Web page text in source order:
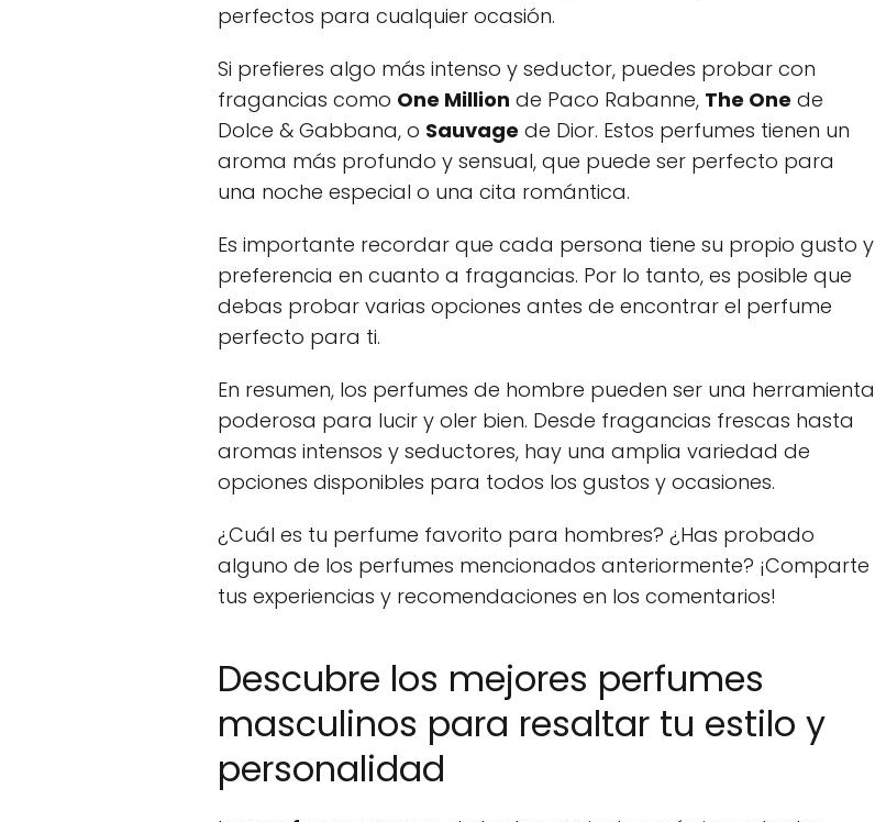
perfectos para cualquier ocasión.
Si prefieres algo más intenso y seductor, puedes probar con
fragancias como One Million de Paco Rabanne, The One de
Dolce & Gabbana, o Sauvage de Dior. Estos perfumes tienen un
aroma más profundo y sensual, que puede ser perfecto para
una noche especial o una cita romántica.
Es importante recordar que cada persona tiene su propio gusto y
preferencia en cuanto a fragancias. Por lo tanto, es posible que
debas probar varias opciones antes de encontrar el perfume
perfecto para ti.
En resumen, los perfumes de hombre pueden ser una herramienta
poderosa para lucir y oler bien. Desde fragancias frescas hasta
aromas intensos y seductores, hay una amplia variedad de
opciones disponibles para todos los gustos y ocasiones.
¿Cuál es tu perfume favorito para hombres? ¿Has probado
alguno de los perfumes mencionados anteriormente? ¡Comparte
tus experiencias y recomendaciones en los comentarios!
Descubre los mejores perfumes
masculinos para resaltar tu estilo y
personalidad